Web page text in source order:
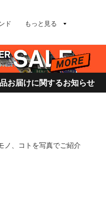
ド もっと見る
お届けに関するお知らせ
ノ、コトを写真でご紹介